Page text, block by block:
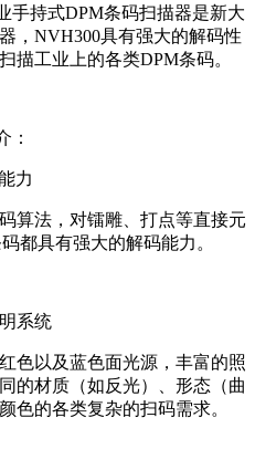
手持式DPM条码扫描器是新大
， NVH300具有强大的解码性
描工业上的各类DPM条码。
：
力
算法，对镭雕、打点等直接元
都具有强大的解码能力。
系统
色以及蓝色面光源，丰富的照
的材质（如反光）、形态（曲
色的各类复杂的扫码需求。